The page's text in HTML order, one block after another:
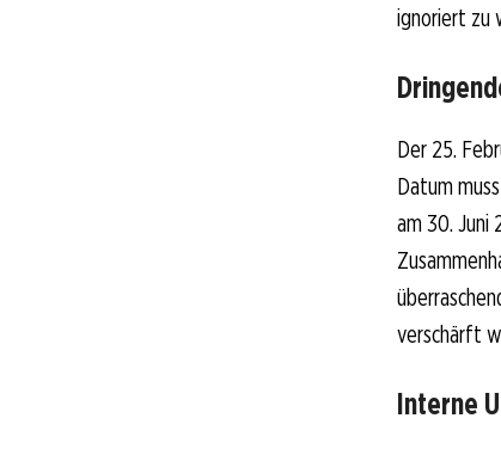
ignoriert zu
Der 25.
Datum
am 30. Juni
verschärft
Interne